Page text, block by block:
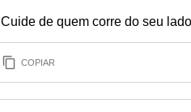
Cuide de quem corre do seu
COPIAR